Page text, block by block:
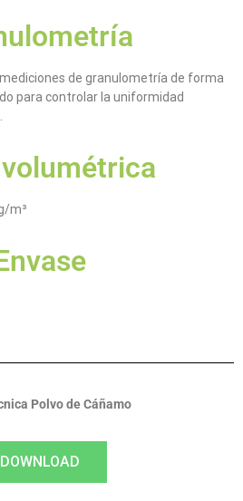
de granulometría de forma
para controlar la uniformidad
m³
Polvo de Cáñamo
DOWNLOAD